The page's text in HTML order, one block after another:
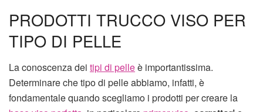
PRODOTTI TRUCCO VISO PER
TIPO DI PELLE
La conoscenza dei tipi di pelleè importantissima.
Determinare che tipo di pelle abbiamo, infatti, è
fondamentale quando scegliamo i prodotti per creare la